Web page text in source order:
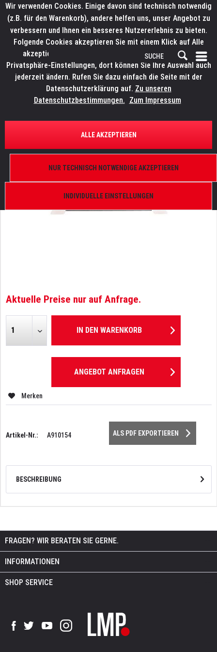
ÜBERSICHT ERSATZTEILE
ELATION 9900011857
375V 4,3A
Aktuelle Preise nur auf Anfrage.
IN DEN WARENKORB
ANGEBOT ANFRAGEN
Merken
Artikel-Nr.: A910154 ALS PDF EXPORTIEREN
BESCHREIBUNG
FRAGEN? WIR BERATEN SIE GERNE.
INFORMATIONEN
SHOP SERVICE
Wir verwenden Cookies. Einige davon sind technisch notwendig
(z.B. für den Warenkorb), andere helfen uns, unser Angebot zu
verbessern und Ihnen ein besseres Nutzererlebnis zu bieten.
Folgende Cookies akzeptieren Sie mit einem Klick auf Alle
akzeptieren. Weitere Informationen finden Sie in den
Privatsphäre-Einstellungen, dort können Sie Ihre Auswahl auch
jederzeit ändern. Rufen Sie dazu einfach die Seite mit der
Datenschutzerklärung auf. Zu unseren
Datenschutzbestimmungen. Zum Impressum
INDIVIDUELLE EINSTELLUNGEN
NUR TECHNISCH NOTWENDIGE AKZEPTIEREN
ALLE AKZEPTIEREN